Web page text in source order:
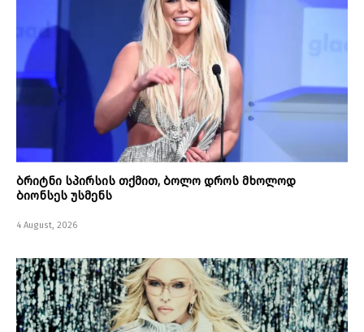
ბრიტნი სპირსის თქმით, ბოლო დროს მხოლოდ
ბიონსეს უსმენს
4 August, 2026